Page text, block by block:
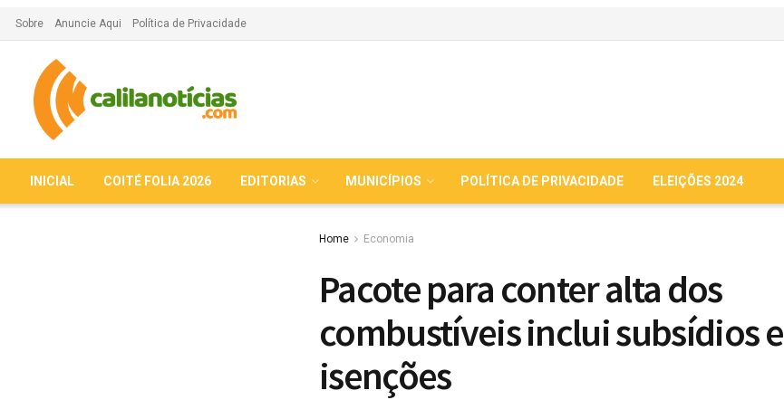
Sobre Anuncie Aqui Política de Privacidade
INICIAL COITÉ FOLIA 2026 EDITORIAS MUNICÍPIOS POLÍTICA DE PRIVACIDADE ELEIÇÕES 2024
Home Economia
Pacote para conter alta dos
combustíveis inclui subsídios e
isenções